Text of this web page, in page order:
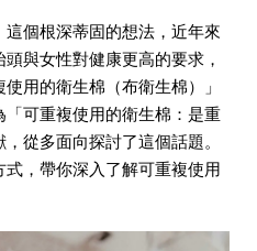
這個根深蒂固的想法，近年來
與女性對健康更高的要求，
用的衛生棉（布衛生棉）」
可重複使用的衛生棉：是重
從多面向探討了這個話題。
，帶你深入了解可重複使用